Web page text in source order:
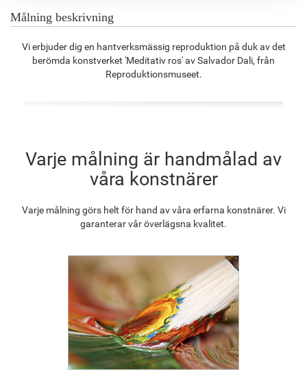
1 275.42kr 990.64kr 1 428.19kr 1 285.63kr
Målning beskrivning
Vi erbjuder dig en hantverksmässig reproduktion på duk av det
berömda konstverket 'Meditativ ros' av Salvador Dali, från
Reproduktionsmuseet.
Varje målning är handmålad av
våra konstnärer
Varje målning görs helt för hand av våra erfarna konstnärer. Vi
garanterar vår överlägsna kvalitet.